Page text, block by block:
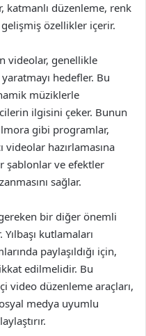
katmanlı düzenleme, renk
özellikler içerir.
videolar, genellikle
hedefler. Bu
müziklerle
ilgisini çeker. Bunun
gibi programlar,
videolar hazırlamasına
şablonlar ve efektler
sağlar.
bir diğer önemli
kutlamaları
paylaşıldığı için,
edilmelidir. Bu
video düzenleme araçları,
medya uyumlu